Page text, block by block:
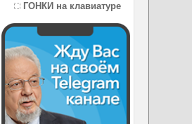
ГОНКИ на клавиатуре